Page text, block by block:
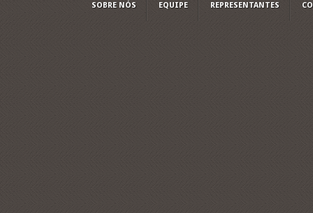
SOBRE NÓS EQUIPE REPRESENTANTES